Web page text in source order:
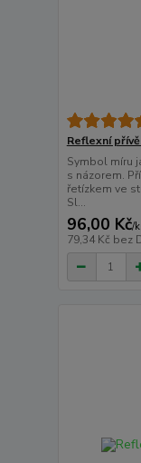
Reflexní
Symbol míru
s názorem.
řetízkem ve
Sl...
96,00 Kč/
79,34 Kč bez